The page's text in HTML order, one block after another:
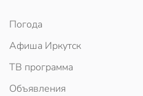
Погода
Афиша Иркутск
ТВ программа
Объявления